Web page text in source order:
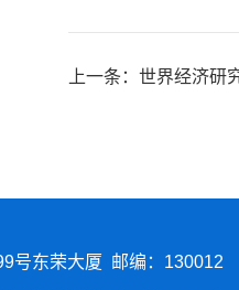
上一条： 世界经济研
号东荣大厦 邮编：130012